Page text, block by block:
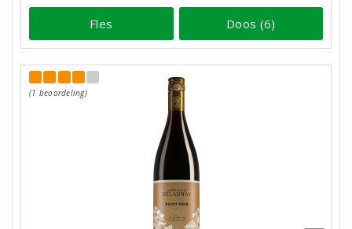
Fles Doos (6)
(1 beoordeling)